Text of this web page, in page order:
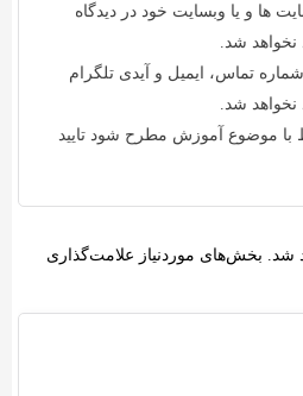
و یا وبسایت خود در دیدگاه
شد.
تماس، ایمیل و آیدی تلگرام
شد.
موضوع آموزش مطرح شود تایید
بخش‌های موردنیاز علامت‌گذاری